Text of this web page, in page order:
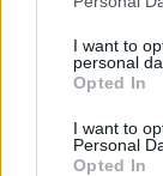
I want to
personal
Opted In
I want to
Personal
Opted In
(España)